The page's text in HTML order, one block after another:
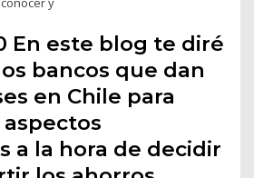
En este blog te diré
bancos que dan
en Chile para
a la hora de decidir